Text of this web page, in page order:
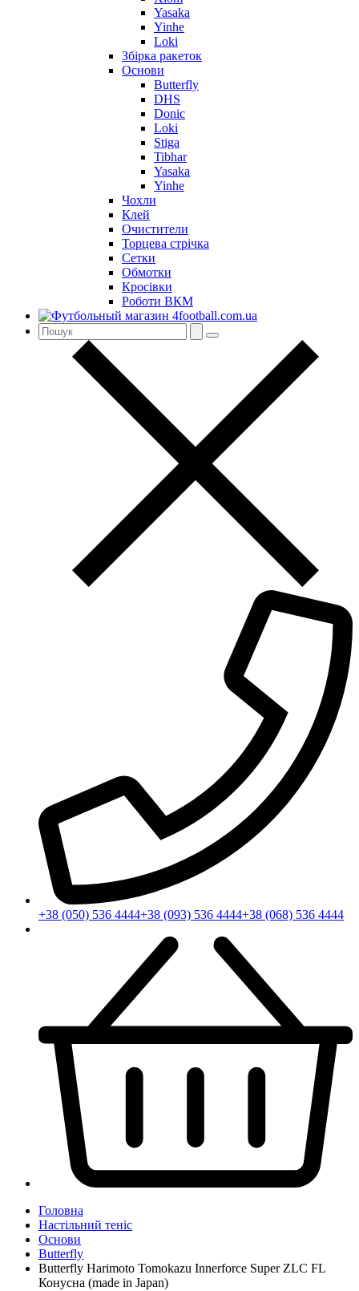
Yasaka
Yinhe
Loki
Збірка ракеток
Основи
Butterfly
DHS
Donic
Loki
Stiga
Tibhar
Yasaka
Yinhe
Чохли
Клей
Очистители
Торцева стрічка
Сетки
Обмотки
Кросівки
Роботи ВКМ
+38 (050) 536 4444+38 (093) 536 4444+38 (068) 536 4444
Головна
Настільний теніс
Основи
Butterfly
Butterfly Harimoto Tomokazu Innerforce Super ZLC FL
Конусна (made in Japan)